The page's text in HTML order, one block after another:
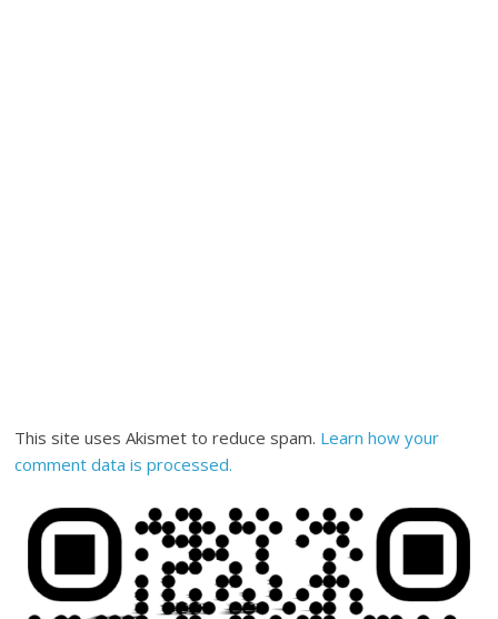
This site uses Akismet to reduce spam. Learn how your
comment data is processed.